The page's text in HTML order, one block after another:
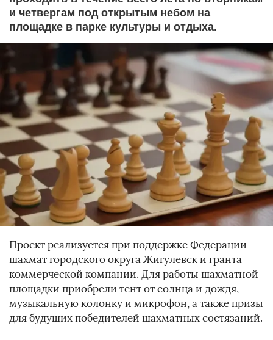
и четвергам под открытым небом на
площадке в парке культуры и отдыха.
Проект реализуется при поддержке Федерации
шахмат городского округа Жигулевск и гранта
коммерческой компании. Для работы шахматной
площадки приобрели тент от солнца и дождя,
музыкальную колонку и микрофон, а также призы
для будущих победителей шахматных состязаний.